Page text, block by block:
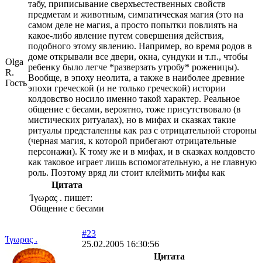
Olga
R.
Гость
табу, приписывание сверхъестественных свойств
предметам и животным, симпатическая магия (это на
самом деле не магия, а просто попытки повлиять на
какое-либо явление путем совершения действия,
подобного этому явлению. Например, во время родов в
доме открывали все двери, окна, сундуки и т.п., чтобы
ребенку было легче *разверзать утробу* роженицы).
Вообще, в эпоху неолита, а также в наиболее древние
эпохи греческой (и не только греческой) истории
колдовство носило именно такой характер. Реальное
общение с бесами, вероятно, тоже присутствовало (в
мистических ритуалах), но в мифах и сказках такие
ритуалы предсталенны как раз с отрицательной стороны
(черная магия, к которой прибегают отрицательные
персонажи). К тому же и в мифах, и в сказках колдовсто
как таковое играет лишь вспомогательную, а не главную
роль. Поэтому вряд ли стоит клеймить мифы как
Цитата
Ίγωρας . пишет:
Общение с бесами
Ίγωρας .
#23
25.02.2005 16:30:56
Цитата